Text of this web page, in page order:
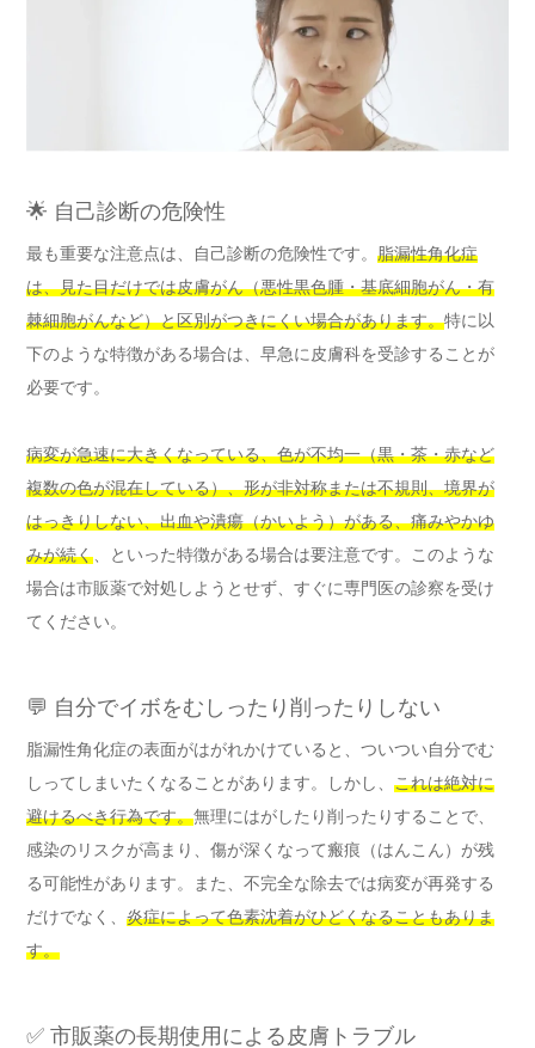
🌟 自己診断の危険性
最も重要な注意点は、自己診断の危険性です。 脂漏性角化症
は、見た目だけでは皮膚がん（悪性黒色腫・基底細胞がん・有
棘細胞がんなど）と区別がつきにくい場合があります。特に以
下のような特徴がある場合は、早急に皮膚科を受診することが
必要です。
病変が急速に大きくなっている、色が不均一（黒・茶・赤など
複数の色が混在している）、形が非対称または不規則、境界が
はっきりしない、出血や潰瘍（かいよう）がある、痛みやかゆ
みが続く、といった特徴がある場合は要注意です。このような
場合は市販薬で対処しようとせず、すぐに専門医の診察を受け
てください。
💬 自分でイボをむしったり削ったりしない
脂漏性角化症の表面がはがれかけていると、ついつい自分でむ
しってしまいたくなることがあります。しかし、 これは絶対に
避けるべき行為です。無理にはがしたり削ったりすることで、
感染のリスクが高まり、傷が深くなって瘢痕（はんこん）が残
る可能性があります。また、不完全な除去では病変が再発する
だけでなく、 炎症によって色素沈着がひどくなることもありま
す。
✅ 市販薬の長期使用による皮膚トラブル